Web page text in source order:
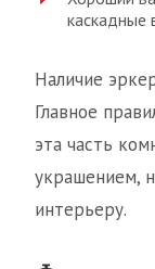
каскадные
Наличие
Главное
эта часть
украшением,
интерьеру.